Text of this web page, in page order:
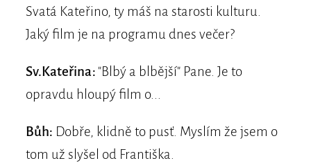
Svatá Kateřino, ty máš na starosti kulturu.
Jaký film je na programu dnes večer?
Sv.Kateřina: "Blbý a blbější" Pane. Je to
opravdu hloupý film o...
Bůh: Dobře, klidně to pusť. Myslím že jsem o
tom už slyšel od Františka.